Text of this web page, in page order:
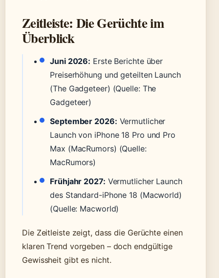
Zeitleiste: Die Gerüchte im
Überblick
Juni 2026: Erste Berichte über
Preiserhöhung und geteilten Launch
(The Gadgeteer) (Quelle: The
Gadgeteer)
September 2026: Vermutlicher
Launch von iPhone 18 Pro und Pro
Max (MacRumors) (Quelle:
MacRumors)
Frühjahr 2027: Vermutlicher Launch
des Standard-iPhone 18 (Macworld)
(Quelle: Macworld)
Die Zeitleiste zeigt, dass die Gerüchte einen
klaren Trend vorgeben – doch endgültige
Gewissheit gibt es nicht.